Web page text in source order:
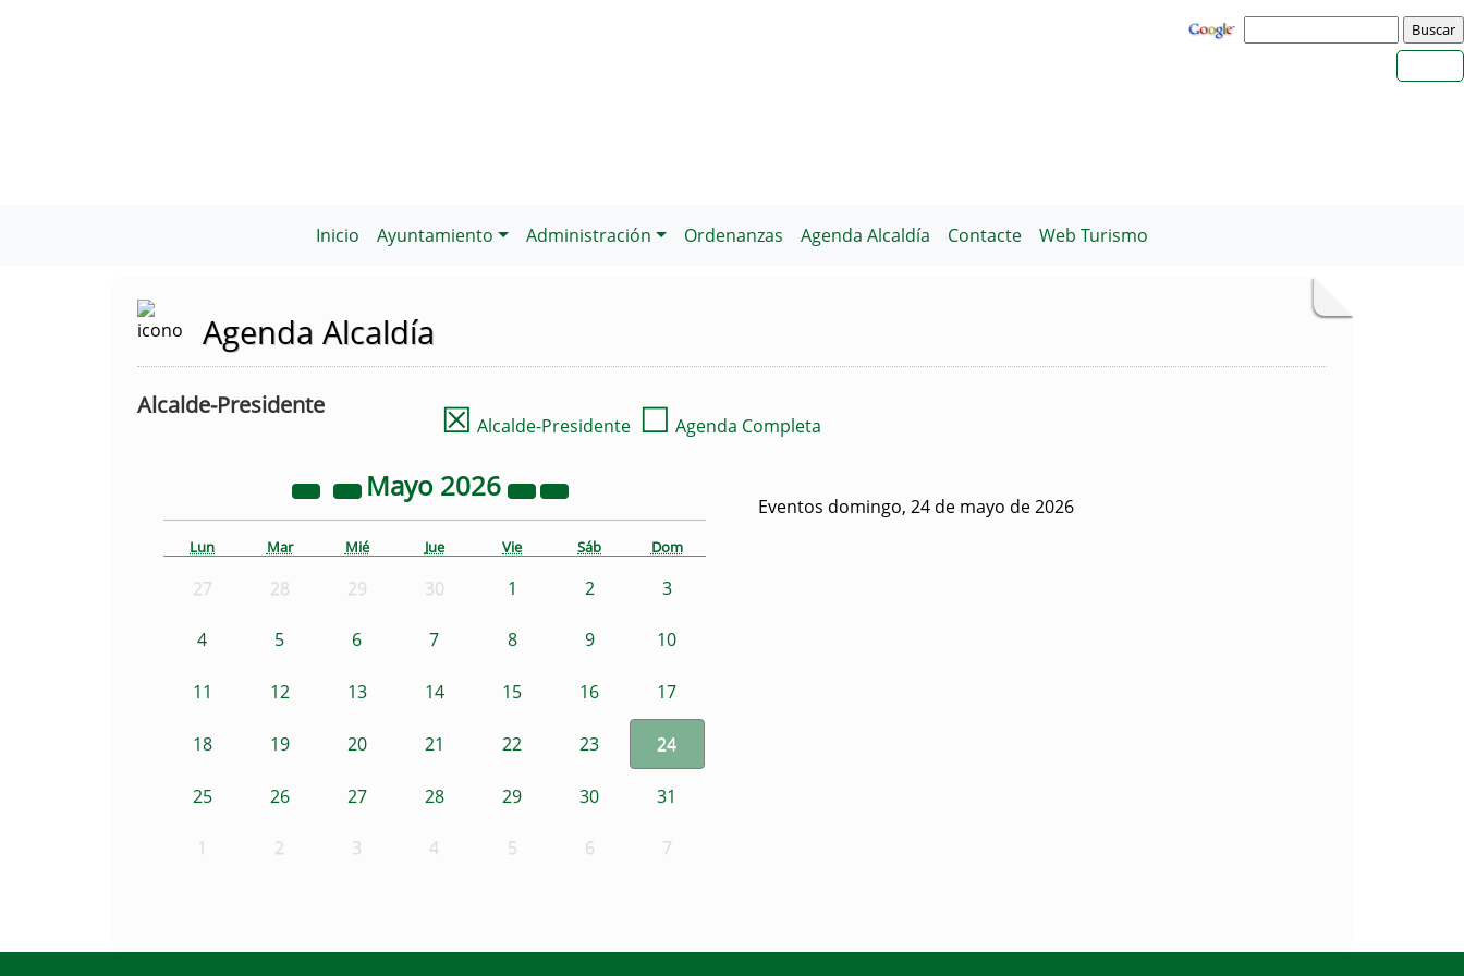
Inicio Ayuntamiento Administración Ordenanzas Agenda Alcaldía Contacte Web Turismo
Agenda Alcaldía
Alcalde-Presidente ☒ Alcalde-Presidente ☐ Agenda Completa
Mayo 2026
Lun Mar Mié Jue Vie Sáb Dom
27 28 29 30 1 2 3
4 5 6 7 8 9 10
11 12 13 14 15 16 17
18 19 20 21 22 23 24
25 26 27 28 29 30 31
1 2 3 4 5 6 7
Eventos domingo, 24 de mayo de 2026